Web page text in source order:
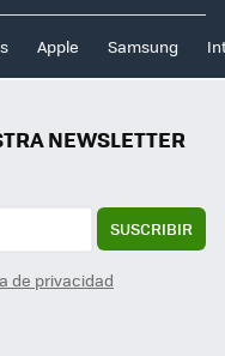
Apple Samsung
NEWSLETTER
SUSCRIBIR
de privacidad